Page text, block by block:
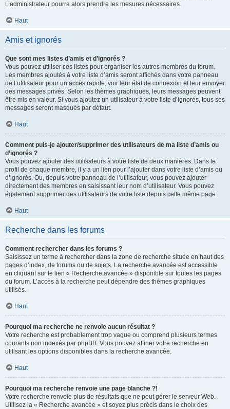
L’administrateur pourra alors prendre les mesures nécessaires.
Haut
Amis et ignorés
Que sont mes listes d’amis et d’ignorés ?
Vous pouvez utiliser ces listes pour organiser les autres membres du forum.
Les membres ajoutés à votre liste d’amis seront affichés dans votre panneau
de l’utilisateur pour un accès rapide, voir leur état de connexion et leur envoyer
des messages privés. Selon les thèmes graphiques, leurs messages peuvent
être mis en valeur. Si vous ajoutez un utilisateur à votre liste d’ignorés, tous ses
messages seront masqués par défaut.
Haut
Comment puis-je ajouter/supprimer des utilisateurs de ma liste d’amis ou
d’ignorés ?
Vous pouvez ajouter des utilisateurs à votre liste de deux manières. Dans le
profil de chaque membre, il y a un lien pour l’ajouter dans votre liste d’amis ou
d’ignorés. Ou, depuis votre panneau de l’utilisateur, vous pouvez ajouter
directement des membres en saisissant leur nom d’utilisateur. Vous pouvez
également supprimer des utilisateurs de votre liste depuis cette même page.
Haut
Recherche dans les forums
Comment rechercher dans les forums ?
Saisissez un terme à rechercher dans la zone de recherche située en haut des
pages d’index, de forums ou de sujets. La recherche avancée est accessible
en cliquant sur le lien « Recherche avancée » disponible sur toutes les pages
du forum. L’accès à la recherche peut dépendre des thèmes graphiques
utilisés.
Haut
Pourquoi ma recherche ne renvoie aucun résultat ?
Votre recherche est probablement trop vague ou comprend plusieurs termes
courants non indexés par phpBB. Vous pouvez affiner votre recherche en
utilisant les options disponibles dans la recherche avancée.
Haut
Pourquoi ma recherche renvoie une page blanche ?!
Votre recherche renvoie plus de résultats que ne peut gérer le serveur Web.
Utilisez la « Recherche avancée » et soyez plus précis dans le choix des